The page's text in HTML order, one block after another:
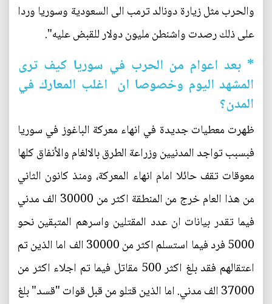
والحرب مثل زيارة دونالد ترمب الى السعودية وسوريا وردا
على ذلك رصدت واشنطن مليون دولار للقبض عليه".
* بعد اعوام من الحرب في سوريا كيف ترى
المشهد اليوم وخصوصا ان اغلب المعارك في
المدن؟
ظهرت معطيات جديدة في انهاء معركة الباغوز في سوريا
فبسبب تواجد المدنيين وزراعة الطرق بالالغام والأنفاق كلها
معوقات تقف حائلا امام انهاء المعركة، ومنذ كانون الثاني
من هذا العام خرج من المنطقة اكثر من 30000 الف مدني
فيما تقدر بيانات ان عدد المقتلين واسرهم المتبقين نحو
5000 فرد فيما استسلم اكثر من 30000 الف اما الذين تم
اعتقالهم فقد بلغ اكثر 500 مقاتل فيما تم اجلاء اكثر من
37000 الف مدني. اما الذين قتلو من قبل قوات "قسد" بلغ